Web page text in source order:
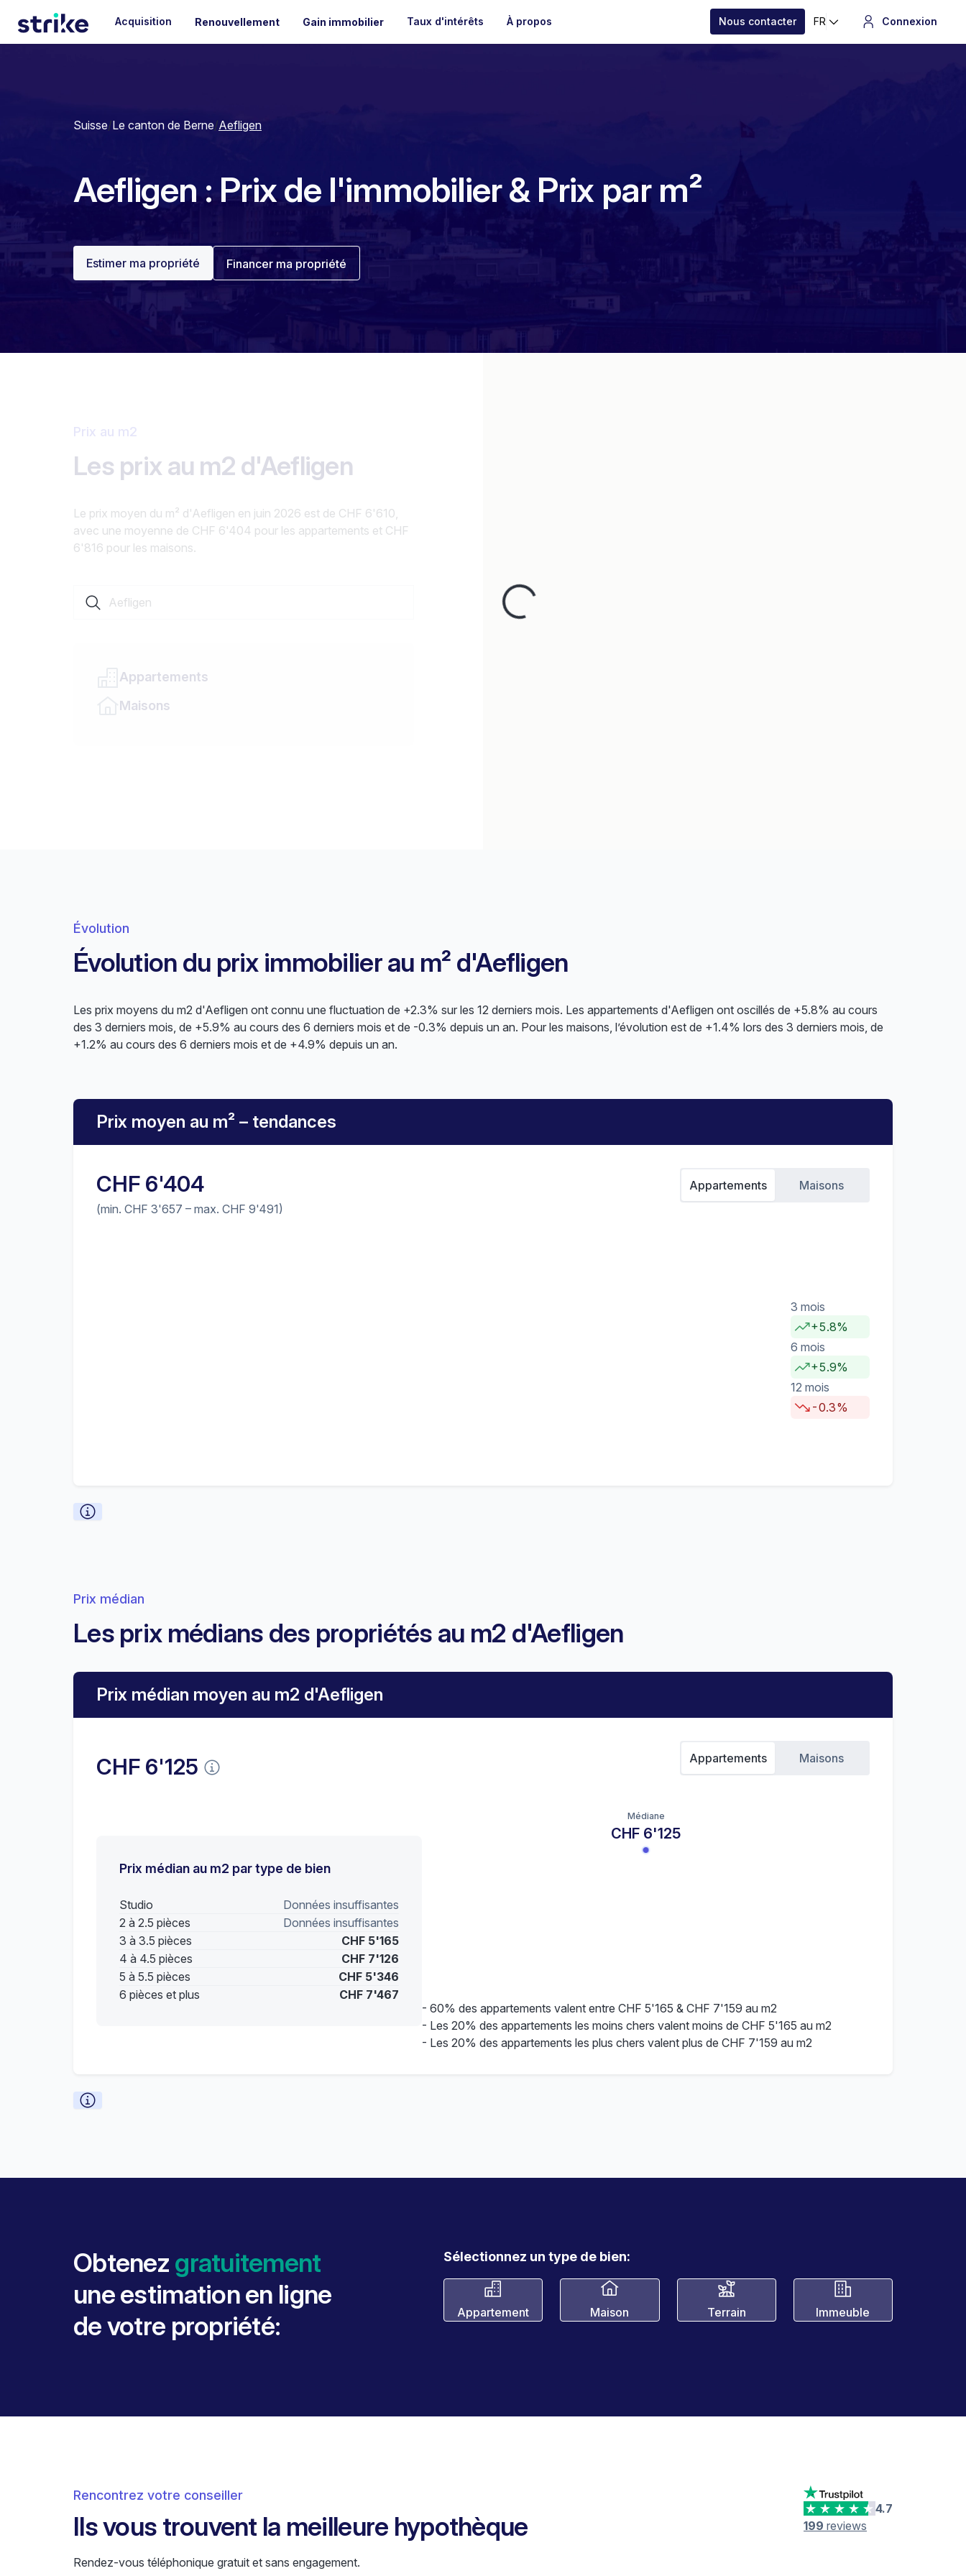
Acquisition Renouvellement Gain immobilier Taux d'intérêts À propos Nous contacter FR Connexion
Suisse/Le canton de Berne/Aefligen
Aefligen : Prix de l'immobilier & Prix par m²
Estimer ma propriété Financer ma propriété
Loading...
Prix au m2
Les prix au m2 d'Aefligen
Le prix moyen du m² d'Aefligen en juin 2026 est de CHF 6'610,
avec une moyenne de CHF 6'404 pour les appartements et CHF
6'816 pour les maisons.
Appartements
Maisons
Évolution
Évolution du prix immobilier au m² d'Aefligen
Les prix moyens du m2 d'Aefligen ont connu une fluctuation de +2.3% sur les 12 derniers mois. Les appartements d'Aefligen ont oscillés de +5.8% au cours
des 3 derniers mois, de +5.9% au cours des 6 derniers mois et de -0.3% depuis un an. Pour les maisons, l’évolution est de +1.4% lors des 3 derniers mois, de
+1.2% au cours des 6 derniers mois et de +4.9% depuis un an.
Prix moyen au m² – tendances
CHF 6'404
(min. CHF 3'657 – max. CHF 9'491)
Appartements Maisons
3 mois
+5.8%
6 mois
+5.9%
12 mois
-0.3%
Prix médian
Les prix médians des propriétés au m2 d'Aefligen
Prix médian moyen au m2 d'Aefligen
CHF 6'125 Appartements Maisons
Prix médian au m2 par type de bien
Studio
Données insuffisantes
2 à 2.5 pièces
Données insuffisantes
3 à 3.5 pièces
CHF 5'165
4 à 4.5 pièces
CHF 7'126
5 à 5.5 pièces
CHF 5'346
6 pièces et plus
CHF 7'467
Médiane
CHF 6'125
- 60% des appartements valent entre CHF 5'165 & CHF 7'159 au m2
- Les 20% des appartements les moins chers valent moins de CHF 5'165 au m2
- Les 20% des appartements les plus chers valent plus de CHF 7'159 au m2
Obtenez gratuitement
une estimation en ligne
de votre propriété:
Sélectionnez un type de bien:
Appartement Maison Terrain Immeuble
Rencontrez votre conseiller
Ils vous trouvent la meilleure hypothèque
Rendez-vous téléphonique gratuit et sans engagement.
4.7
199 reviews